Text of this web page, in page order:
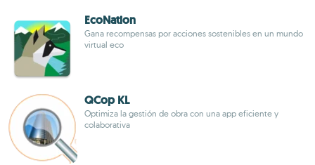
EcoNation
Gana recompensas por acciones sostenibles en un mundo
virtual eco
QCop KL
Optimiza la gestión de obra con una app eficiente y
colaborativa